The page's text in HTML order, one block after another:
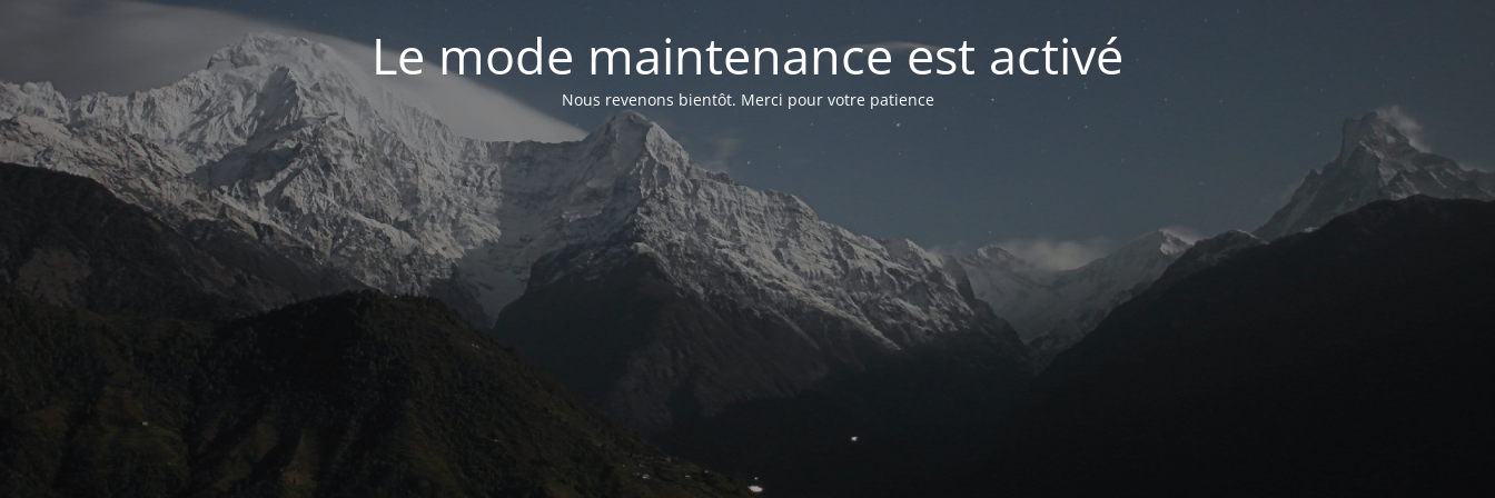
Le mode maintenance est activé
Nous revenons bientôt. Merci pour votre patience